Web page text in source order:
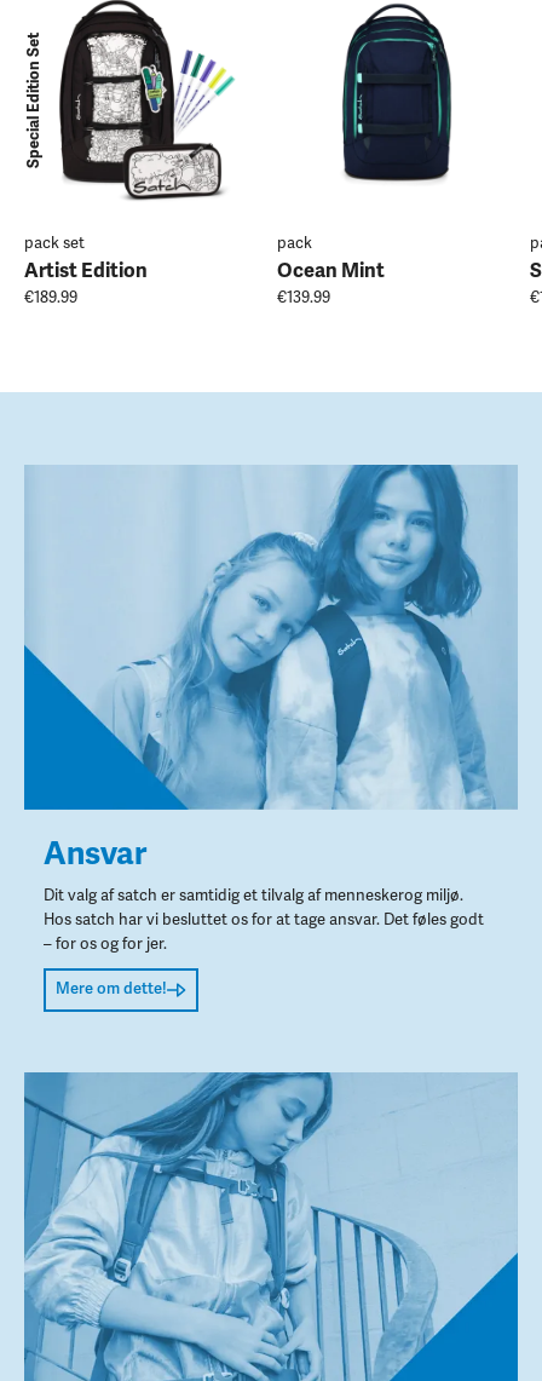
Special Edition Set
pack set
Artist Edition
€189.99
pack
Ocean Mint
€139.99
Ansvar
Dit valg af satch er samtidig et tilvalg af menneskerog miljø.
Hos satch har vi besluttet os for at tage ansvar. Det føles godt
– for os og for jer.
Mere om dette!